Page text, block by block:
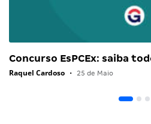
Concurso EsPCEx: saiba
Raquel Cardoso • 25 de Maio